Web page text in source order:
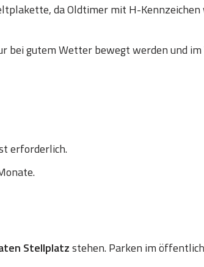
da Oldtimer mit H-
bei gutem Wetter bewegt werden und
erforderlich.
Stellplatzstehen. Parken im